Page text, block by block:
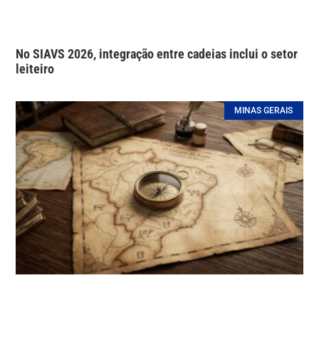
No SIAVS 2026, integração entre cadeias inclui o setor
leiteiro
MINAS GERAIS